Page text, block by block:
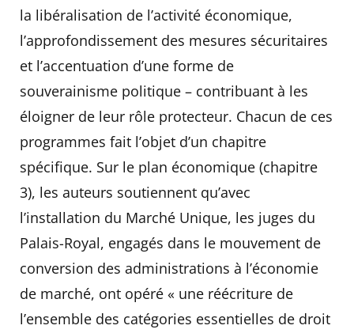
la libéralisation de l’activité économique,
l’approfondissement des mesures sécuritaires
et l’accentuation d’une forme de
souverainisme politique – contribuant à les
éloigner de leur rôle protecteur. Chacun de ces
programmes fait l’objet d’un chapitre
spécifique. Sur le plan économique (chapitre
3), les auteurs soutiennent qu’avec
l’installation du Marché Unique, les juges du
Palais-Royal, engagés dans le mouvement de
conversion des administrations à l’économie
de marché, ont opéré « une réécriture de
l’ensemble des catégories essentielles de droit